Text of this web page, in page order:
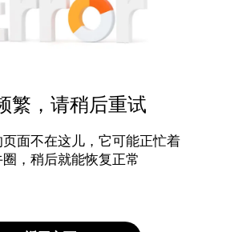
繁，请稍后重试
面不在这儿，它可能正忙着
圈，稍后就能恢复正常